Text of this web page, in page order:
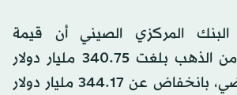
المركزي الصيني أن قيمة
احتياطات الدولة من الذهب بلغت 340.75 مليار دولار
بنهاية الشهر الماضي، بانخفاض عن 344.17 مليار دولار